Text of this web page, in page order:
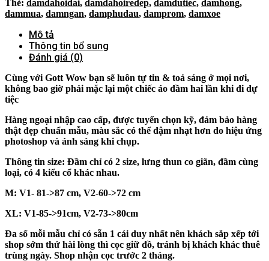
Thẻ: damdahoidai, damdahoiredep, damdutiec, damhong,
dammua, damngan, damphudau, damprom, damxoe
Mô tả
Thông tin bổ sung
Đánh giá (0)
Cùng với Gott Wow bạn sẽ luôn tự tin & toả sáng ở mọi nơi,
không bao giờ phải mặc lại một chiếc áo đầm hai lần khi đi dự
tiệc
Hàng ngoại nhập cao cấp, được tuyển chọn kỹ, đảm bảo hàng
thật đẹp chuẩn mẫu, màu sắc có thể đậm nhạt hơn do hiệu ứng
photoshop và ánh sáng khi chụp.
Thông tin size: Đầm chỉ có 2 size, lưng thun co giãn, đầm cùng
loại, có 4 kiểu cổ khác nhau.
M: V1- 81->87 cm, V2-60->72 cm
XL: V1-85->91cm, V2-73->80cm
Đa số mỗi mẫu chỉ có sẵn 1 cái duy nhất nên khách sắp xếp tới
shop sớm thử hài lòng thì cọc giữ đồ, tránh bị khách khác thuê
trùng ngày. Shop nhận cọc trước 2 tháng.